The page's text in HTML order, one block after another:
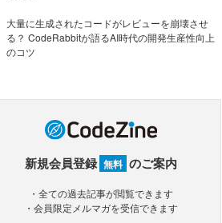
大量に生成されたコードがレビューを崩壊させ
る？ CodeRabbitが語るAI時代の開発生産性向上
のコツ
新規会員登録 無料 のご案内
・全ての過去記事が閲覧できます
・会員限定メルマガを受信できます